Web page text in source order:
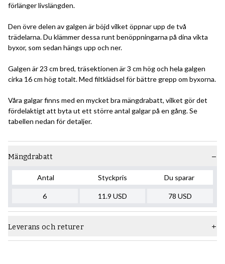
förlänger livslängden.
Den övre delen av galgen är böjd vilket öppnar upp de två
trädelarna. Du klämmer dessa runt benöppningarna på dina vikta
byxor, som sedan hängs upp och ner.
Galgen är 23 cm bred, träsektionen är 3 cm hög och hela galgen
cirka 16 cm hög totalt. Med filtklädsel för bättre grepp om byxorna.
Våra galgar finns med en mycket bra mängdrabatt, vilket gör det
fördelaktigt att byta ut ett större antal galgar på en gång. Se
tabellen nedan för detaljer.
Mängdrabatt
Antal Styckpris Du sparar
6 11.9 USD 78 USD
Leverans och returer